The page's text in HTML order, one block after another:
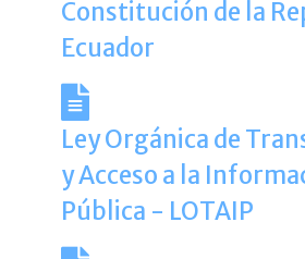
Constitución de la
Ecuador
Ley Orgánica de
y Acceso a la
Pública - LOTAIP